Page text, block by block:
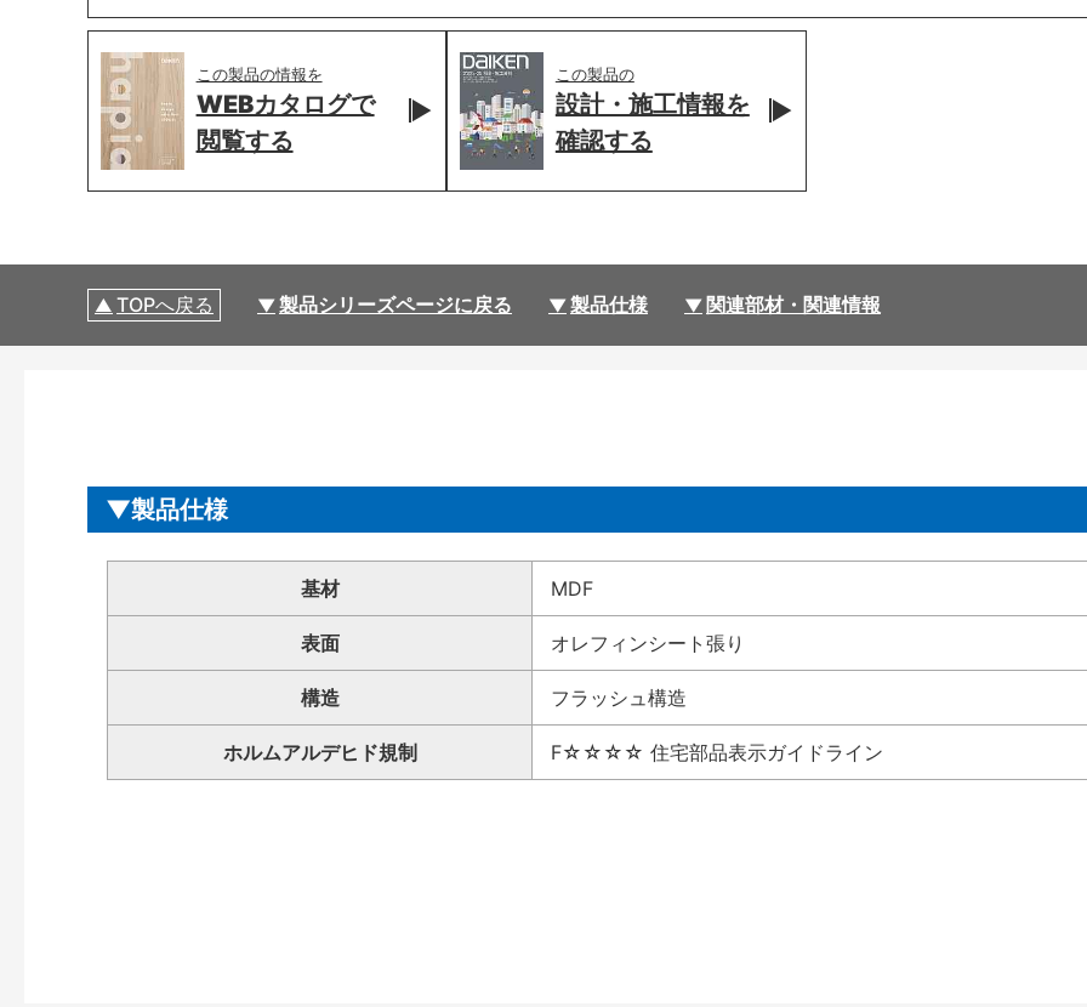
この製品の情報を
WEBカタログで
閲覧する
この製品の
設計・施工情報を
確認する
TOPへ戻る 製品シリーズページに戻る 製品仕様 関連部材・関連情報
製品仕様
基材 MDF
表面 オレフィンシート張り
構造 フラッシュ構造
ホルムアルデヒド規制 F☆☆☆☆ 住宅部品表示ガイドライン